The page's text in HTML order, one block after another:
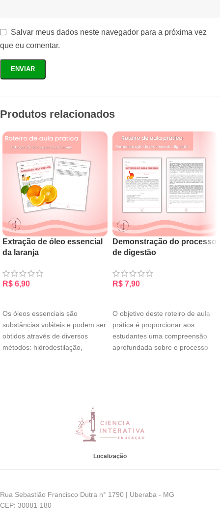
Salvar meus dados neste navegador para a próxima vez
que eu comentar.
Produtos relacionados
Extração de óleo essencial
da laranja
R$ 6,90
Os óleos essenciais são
substâncias voláteis e podem ser
obtidos através de diversos
métodos: hidrodestilação,
Demonstração do processo
de digestão
R$ 7,90
O objetivo deste roteiro de aula
prática é proporcionar aos
estudantes uma compreensão
aprofundada sobre o processo
Localização
Rua Sebastião Francisco Dutra n° 1790 | Uberaba - MG
CEP: 30081-180